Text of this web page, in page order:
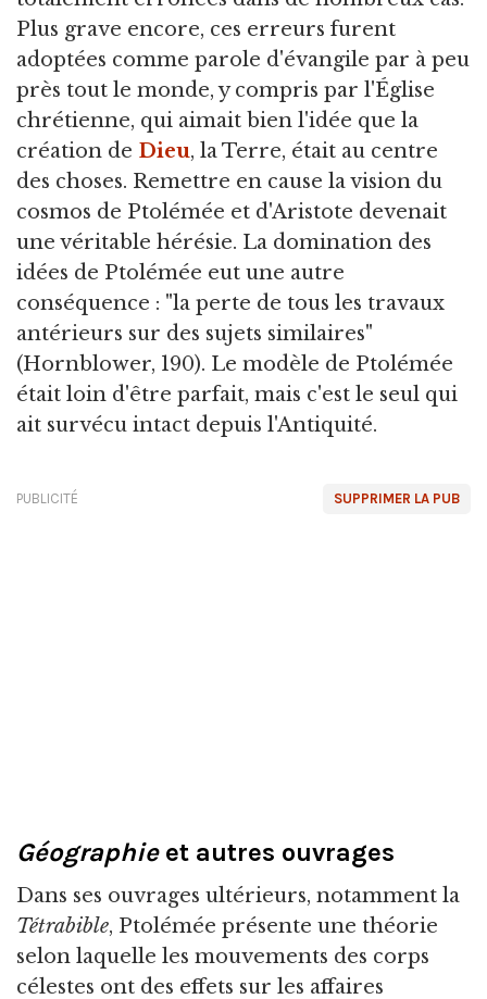
Plus grave encore, ces erreurs furent
adoptées comme parole d'évangile par à peu
près tout le monde, y compris par l'Église
chrétienne, qui aimait bien l'idée que la
création de Dieu, la Terre, était au centre
des choses. Remettre en cause la vision du
cosmos de Ptolémée et d'Aristote devenait
une véritable hérésie. La domination des
idées de Ptolémée eut une autre
conséquence : "la perte de tous les travaux
antérieurs sur des sujets similaires"
(Hornblower, 190). Le modèle de Ptolémée
était loin d'être parfait, mais c'est le seul qui
ait survécu intact depuis l'Antiquité.
SUPPRIMER LA PUB
PUBLICITÉ
Géographieet autres ouvrages
Dans ses ouvrages ultérieurs, notamment la
Tétrabible, Ptolémée présente une théorie
selon laquelle les mouvements des corps
célestes ont des effets sur les affaires